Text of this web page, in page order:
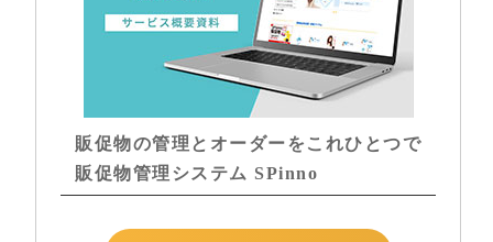
販促物の管理とオーダーをこれひとつで
販促物管理システム SPinno